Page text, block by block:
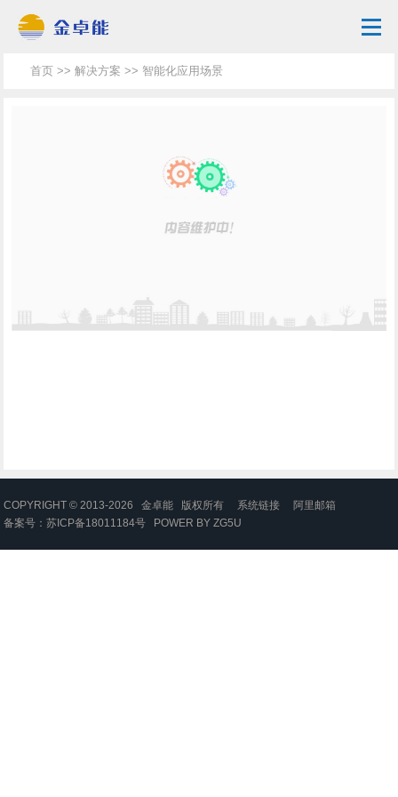
首页 >>解决方案 >> 智能化应用场景
COPYRIGHT © 2013-2026 金卓能 版权所有 系统链接
阿里邮箱
备案号：苏ICP备18011184号 POWER BYZG5U